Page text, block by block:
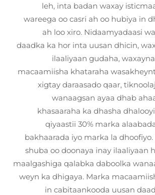
leh, inta badan waxay
wareega oo casri ah oo hubiya in
ah loo xiro. Nidaamyadaasi
daadka ka hor inta uusan dhicin,
ilaaliyaan gudaha,
macaamiisha khataraha
xigtay daraasado qaar,
wanaagsan ayaa dhab
khasaaraha ka dhasha
qiyaastii 30% marka
bakhaarada iyo marka la
shuba oo doonaya inay ilaaliyaan
maalgashiga qalabka daboolka
weyn ka dhigaya. Marka
in cabitaankooda uusan